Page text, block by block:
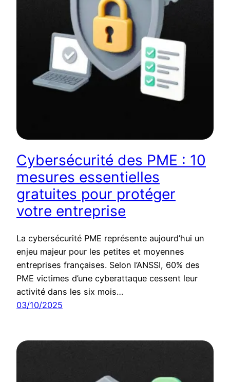
Cybersécurité des PME : 10
mesures essentielles
gratuites pour protéger
votre entreprise
La cybersécurité PME représente aujourd’hui un
enjeu majeur pour les petites et moyennes
entreprises françaises. Selon l’ANSSI, 60% des
PME victimes d’une cyberattaque cessent leur
activité dans les six mois…
03/10/2025